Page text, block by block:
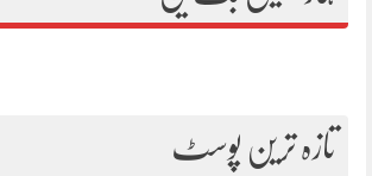
تازہ ترین پوسٹ